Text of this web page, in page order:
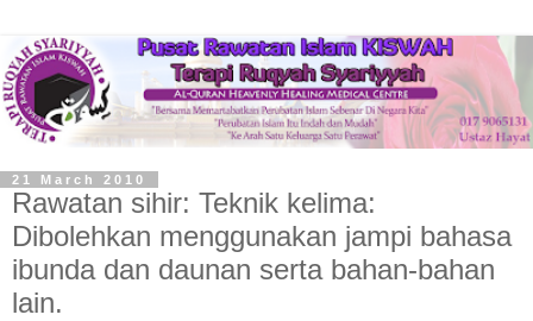
21 March 2010
Rawatan sihir: Teknik kelima:
Dibolehkan menggunakan jampi bahasa
ibunda dan daunan serta bahan-bahan
lain.